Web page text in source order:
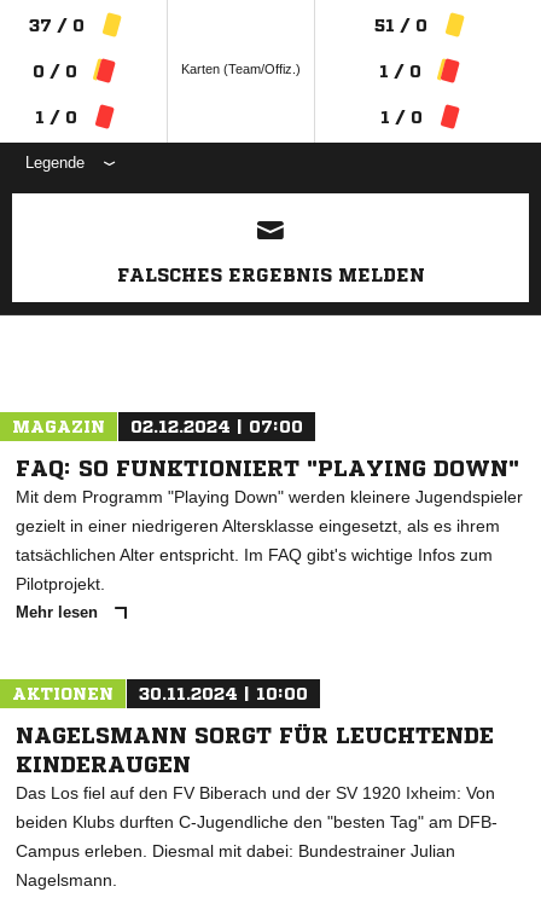
37 / 0
0 / 0
1 / 0
Karten (Team/Offiz.)
51 / 0
1 / 0
1 / 0
Legende
ANZEIGE
FALSCHES ERGEBNIS MELDEN
MAGAZIN 02.12.2024 | 07:00
FAQ: SO FUNKTIONIERT "PLAYING DOWN"
Mit dem Programm "Playing Down" werden kleinere Jugendspieler
gezielt in einer niedrigeren Altersklasse eingesetzt, als es ihrem
tatsächlichen Alter entspricht. Im FAQ gibt's wichtige Infos zum
Pilotprojekt.
Mehr lesen
AKTIONEN 30.11.2024 | 10:00
NAGELSMANN SORGT FÜR LEUCHTENDE
KINDERAUGEN
Das Los fiel auf den FV Biberach und der SV 1920 Ixheim: Von
beiden Klubs durften C-Jugendliche den "besten Tag" am DFB-
Campus erleben. Diesmal mit dabei: Bundestrainer Julian
Nagelsmann.